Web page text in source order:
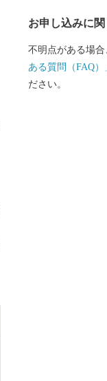
をすると、個人住
ることができま
受けるには、確
お申し込みに関
不明点がある場
ある質問（FAQ）
ださい。